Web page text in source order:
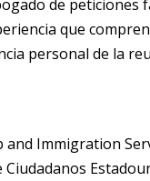
de peticiones
que
personal de la
and Immigration
Ciudadanos